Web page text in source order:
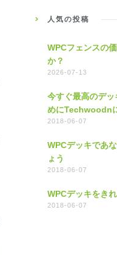
人気の投稿
WPCフェンスの
か？
2026-07-13
今すぐ最高のデ
めにTechwoodn
2018-06-07
WPCデッキであ
ょう
2018-06-07
WPCデッキをき
2018-06-07